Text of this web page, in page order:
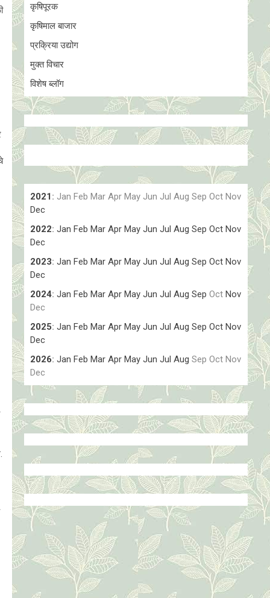
कृषिपूरक
कृषिमाल बाजार
प्रक्रिया उद्योग
मुक्त विचार
विशेष ब्लॉग
2021 : Jan Feb Mar Apr May Jun Jul Aug Sep Oct Nov
Dec
2022: Jan Feb Mar Apr May Jun Jul Aug Sep Oct Nov
Dec
2023: Jan Feb Mar Apr May Jun Jul Aug Sep Oct Nov
Dec
2024: Jan Feb Mar Apr May Jun Jul Aug Sep Oct Nov
Dec
2025: Jan Feb Mar Apr May Jun Jul Aug Sep Oct Nov
Dec
2026: Jan Feb Mar Apr May Jun Jul Aug Sep Oct Nov
Dec